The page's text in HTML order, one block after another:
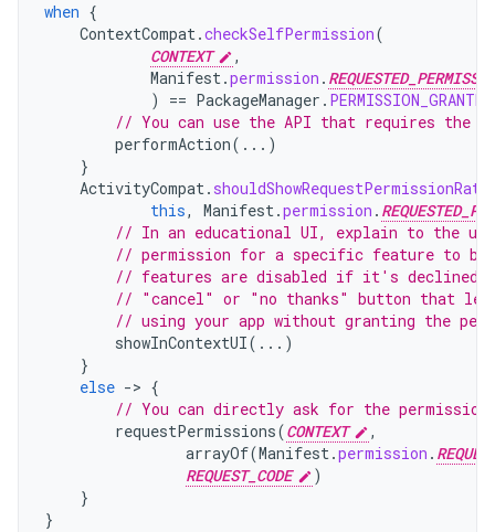
when {
ContextCompat.checkSelfPermission(
CONTEXT
,
Manifest.permission .
)
== PackageManager . PERMISSION_GRANTED
// You can use the API that requires the
performAction(...)
}
ActivityCompat.
this, Manifest.permission .
// In an educational UI, explain to the
// permission for a specific feature to
// features are disabled if it's
// "cancel" or "no thanks" button that
// using your app without granting the
showInContextUI(...)
}
else -> {
// You can directly ask for the
requestPermissions(CONTEXT
,
arrayOf(Manifest.permission .
REQUEST_CODE
)
}
}